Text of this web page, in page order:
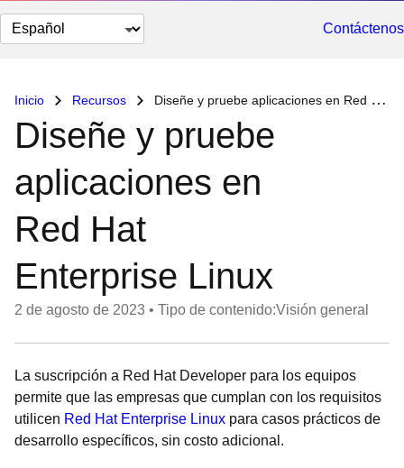
Cambiar
el
Contáctenos
Inicio Recursos Diseñe y pruebe aplicaciones en Red Hat Enterprise Linux
Diseñe y pruebe
aplicaciones en
Red Hat
Enterprise Linux
2 de agosto de 2023 • Tipo de contenido:Visión general
La suscripción a Red Hat Developer para los equipos
permite que las empresas que cumplan con los requisitos
utilicen Red Hat Enterprise Linux para casos prácticos de
desarrollo específicos, sin costo adicional.